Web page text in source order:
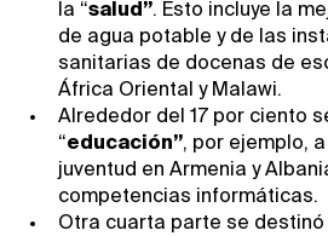
la “salud”. Esto incluye la
de agua potable y de las
sanitarias de docenas de
África Oriental y Malawi.
Alrededor del 17 por ciento
“educación”, por ejemplo,
juventud en Armenia y
competencias informáticas.
Otra cuarta parte se destinó